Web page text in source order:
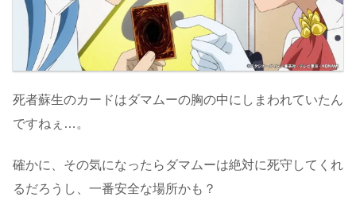
死者蘇生のカードはダマムーの胸の中にしまわれていたん
ですねぇ…。
確かに、その気になったらダマムーは絶対に死守してくれ
るだろうし、一番安全な場所かも？